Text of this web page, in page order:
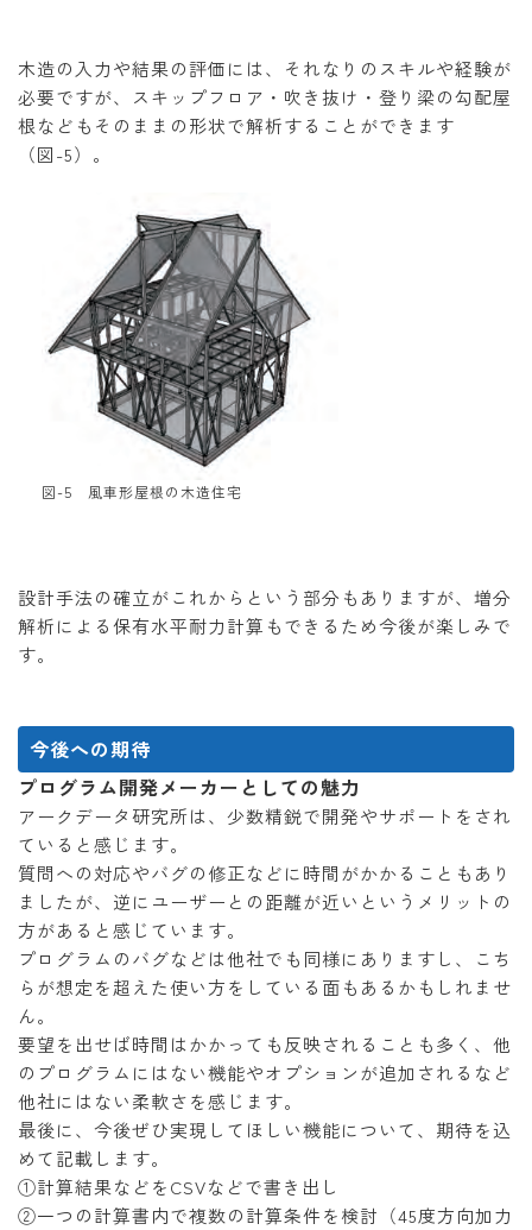
木造の入力や結果の評価には、それなりのスキルや経験が
必要ですが、スキップフロア・吹き抜け・登り梁の勾配屋
根などもそのままの形状で解析することができます
（図-5）。
図-5 風車形屋根の木造住宅
設計手法の確立がこれからという部分もありますが、増分
解析による保有水平耐力計算もできるため今後が楽しみで
す。
今後への期待
プログラム開発メーカーとしての魅力
アークデータ研究所は、少数精鋭で開発やサポートをされ
ていると感じます。
質問への対応やバグの修正などに時間がかかることもあり
ましたが、逆にユーザーとの距離が近いというメリットの
方があると感じています。
プログラムのバグなどは他社でも同様にありますし、こち
らが想定を超えた使い方をしている面もあるかもしれませ
ん。
要望を出せば時間はかかっても反映されることも多く、他
のプログラムにはない機能やオプションが追加されるなど
他社にはない柔軟さを感じます。
最後に、今後ぜひ実現してほしい機能について、期待を込
めて記載します。
①計算結果などをCSVなどで書き出し
②一つの計算書内で複数の計算条件を検討（45度方向加力